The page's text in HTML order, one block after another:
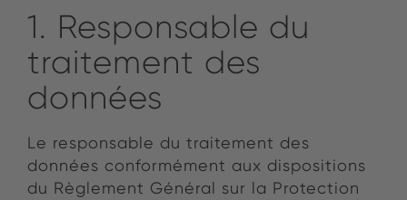
1. Responsable du
traitement des
données
Le responsable du traitement des
données conformément aux dispositions
du Règlement Général sur la Protection